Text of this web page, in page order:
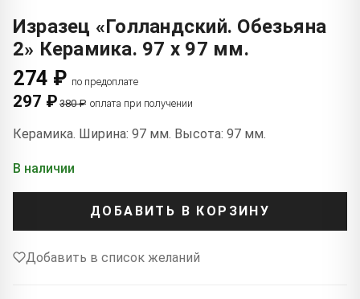
Изразец «Голландский. Обезьяна
2» Керамика. 97 x 97 мм.
274 ₽ по предоплате
297 ₽ 380 ₽ оплата при получении
Керамика. Ширина: 97 мм. Высота: 97 мм.
В наличии
ДОБАВИТЬ В КОРЗИНУ
Добавить в список желаний